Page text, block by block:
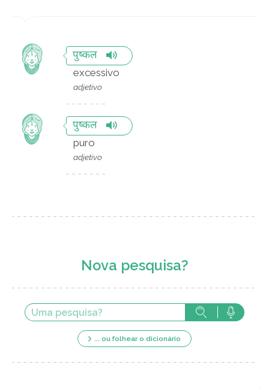
पुष्कल
excessivo
adjetivo
पुष्कल
puro
adjetivo
Nova pesquisa?
... ou folhear o dicionário